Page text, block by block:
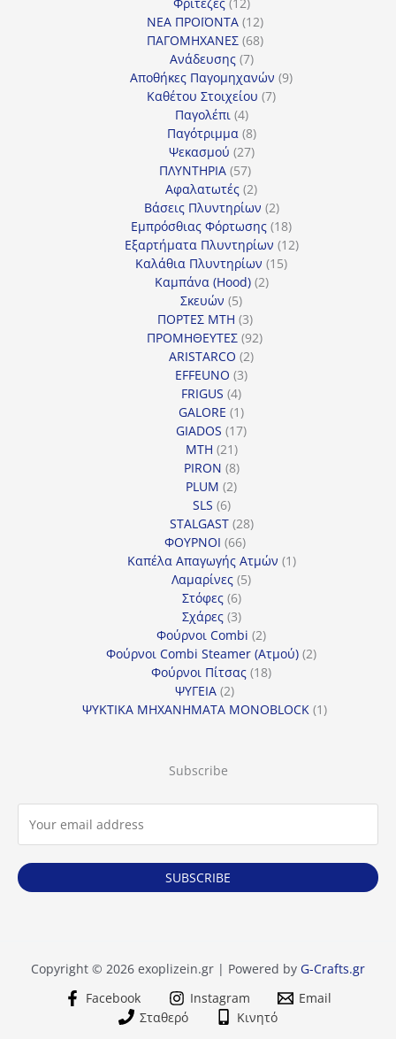
προϊόντα
ΝΕΑ ΠΡΟΪΟΝΤΑ 1212
προϊόντα
ΠΑΓΟΜΗΧΑΝΕΣ 6868
Ανάδευσης 77
προϊόντα
Αποθήκες Παγομηχανών 99
Καθέτου Στοιχείου 77
Παγολέπι 44
προϊόντα
Παγότριμμα 88
προϊόντα
Ψεκασμού 2727
προϊόντα
ΠΛΥΝΤΗΡΙΑ 5757
προϊόντα
Αφαλατωτές 22
προϊόντα
Βάσεις Πλυντηρίων 22
προϊόντα
Εμπρόσθιας Φόρτωσης 1818
προϊόντα
Εξαρτήματα Πλυντηρίων 1212
Καλάθια Πλυντηρίων 1515
Καμπάνα (Hood) 22
Σκευών 55
προϊόντα
ΠΟΡΤΕΣ MTH 33
προϊόντα
ΠΡΟΜΗΘΕΥΤΕΣ 9292
ARISTARCO 22
EFFEUNO 33
FRIGUS 44
προϊόντα
GALORE 11
προϊόν
GIADOS 1717
MTH 2121
προϊόντα
PIRON 88
προϊόντα
PLUM 22
SLS 66
προϊόντα
STALGAST 2828
ΦΟΥΡΝΟΙ 6666
προϊόντα
Καπέλα Απαγωγής Ατμών 11
Λαμαρίνες 55
Στόφες 66
προϊόντα
Σχάρες 33
προϊόντα
Φούρνοι Combi 22
προϊόντα
Φούρνοι Combi Steamer (Ατμού) 22
Φούρνοι Πίτσας 1818
ΨΥΓΕΙΑ 22
προϊόντα
ΨΥΚΤΙΚΑ ΜΗΧΑΝΗΜΑΤΑ MONOBLOCK 11
Subscribe
SUBSCRIBE
Copyright © 2026 exoplizein.gr | Powered by G-Crafts.gr
Facebook
Instagram
Email
Σταθερό
Κινητό